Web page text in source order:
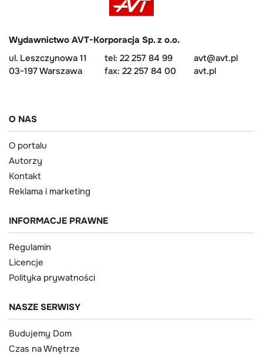
Wydawnictwo AVT-Korporacja Sp. z o.o.
ul. Leszczynowa 11
03-197 Warszawa
tel: 22 257 84 99
fax: 22 257 84 00
avt@avt.pl
avt.pl
O NAS
O portalu
Autorzy
Kontakt
Reklama i marketing
INFORMACJE PRAWNE
Regulamin
Licencje
Polityka prywatności
NASZE SERWISY
Budujemy Dom
Czas na Wnętrze